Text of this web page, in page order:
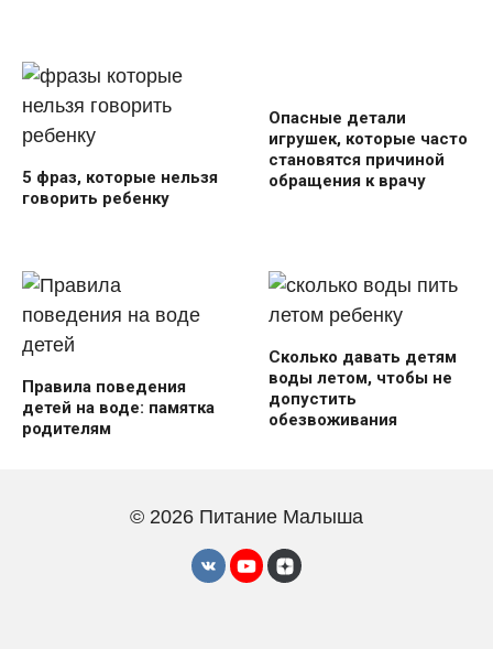
5 фраз, которые нельзя
говорить ребенку
Опасные детали
игрушек, которые часто
становятся причиной
обращения к врачу
Правила поведения
детей на воде: памятка
родителям
Сколько давать детям
воды летом, чтобы не
допустить
обезвоживания
© 2026 Питание Малыша